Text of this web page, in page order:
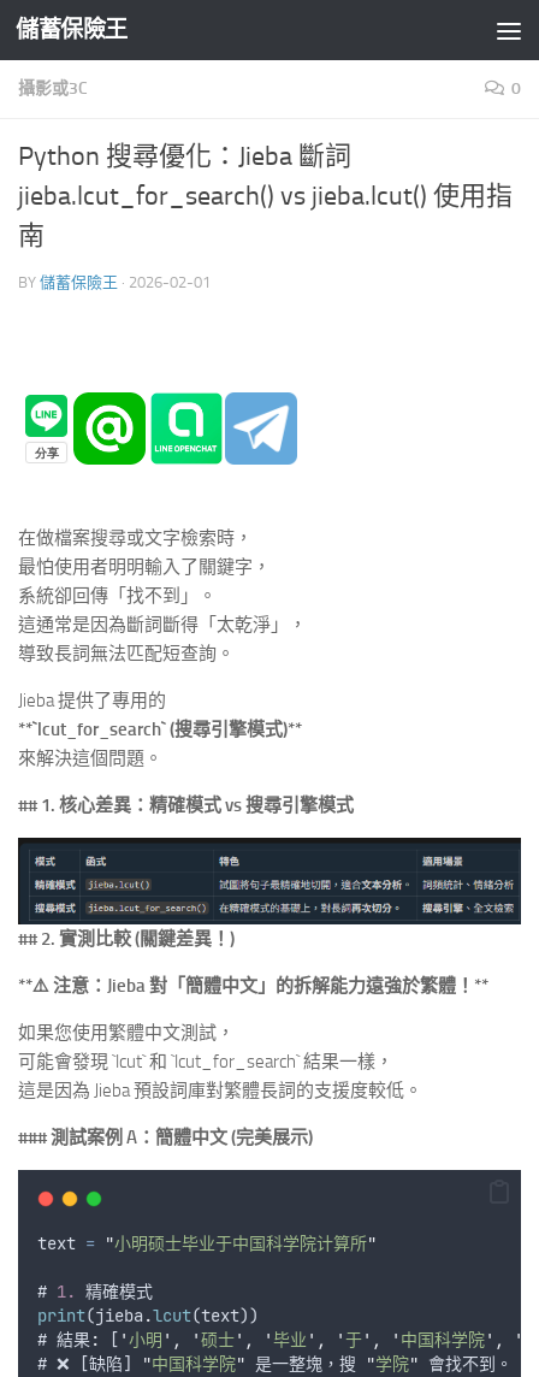
Skip to content
儲蓄保險王
攝影或3C 0
Python 搜尋優化：Jieba 斷詞
jieba.lcut_for_search() vs jieba.lcut() 使用指
南
BY 儲蓄保險王 · 2026-02-01
在做檔案搜尋或文字檢索時，
最怕使用者明明輸入了關鍵字，
系統卻回傳「找不到」。
這通常是因為斷詞斷得「太乾淨」，
導致長詞無法匹配短查詢。
Jieba 提供了專用的
**`lcut_for_search` (搜尋引擎模式)**
來解決這個問題。
## 1. 核心差異：精確模式 vs 搜尋引擎模式
## 2. 實測比較 (關鍵差異！)
**⚠️ 注意：Jieba 對「簡體中文」的拆解能力遠強於繁體！**
如果您使用繁體中文測試，
可能會發現 `lcut` 和 `lcut_for_search` 結果一樣，
這是因為 Jieba 預設詞庫對繁體長詞的支援度較低。
### 測試案例 A：簡體中文 (完美展示)
text = "小明硕士毕业于中国科学院计算所"
# 1. 精確模式
print(jieba.lcut(text))
# 結果 : [ '小明 ' , '硕士' , '毕业 ' , '于' , ' 中国科学院' , '
# ❌ [缺陷] "中国科学院" 是一整塊 ， 搜 "学院" 會找不到 。